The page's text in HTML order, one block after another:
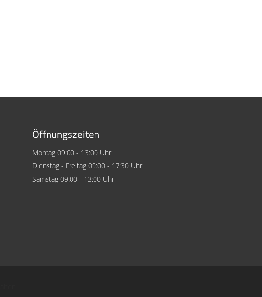
Öffnungszeiten
Montag 09:00 - 13:00 Uhr
Dienstag - Freitag 09:00 - 17:30 Uhr
Samstag 09:00 - 13:00 Uhr